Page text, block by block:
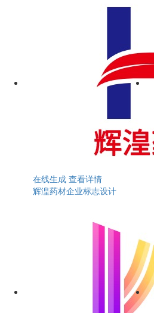
在线生成 查看详情
辉湟药材企业标志设计